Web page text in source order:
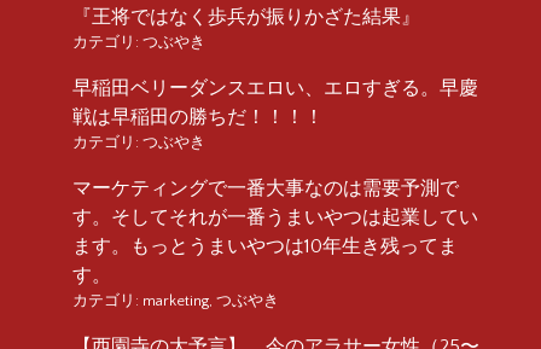
『王将ではなく歩兵が振りかざた結果』
カテゴリ: つぶやき
早稲田ベリーダンスエロい、エロすぎる。早慶
戦は早稲田の勝ちだ！！！！
カテゴリ: つぶやき
マーケティングで一番大事なのは需要予測で
す。そしてそれが一番うまいやつは起業してい
ます。もっとうまいやつは10年生き残ってま
す。
カテゴリ: marketing, つぶやき